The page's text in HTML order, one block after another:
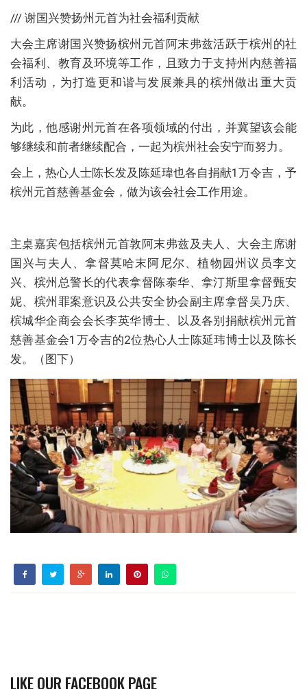
/// 谢国兴赞扬州元首为社会福利贡献
大会主席谢国兴赞扬槟州元首阿末弗兹活跃于槟州的社
会福利、教育及环境等工作，且致力于支持州内慈善福
利活动，为打造更和谐与发展兼具的槟州做出重大贡
献。
为此，他感谢州元首在各项领域的付出，并冀望该会能
够继续和前者继续配合，一起为槟州社会安宁而努力。
会上，热心人士陈长发及陈延瑋也各自捐献1万令吉，予
槟州元首慈善基金会，做为该会社会工作用途。
主桌嘉宾包括槟州元首敦阿末弗兹及夫人、大会主席谢
国兴与夫人、拿督莫哈末阿尼尔、植物园州议员李文
兴、槟州总警长的代表拿督陈泰华、拿汀斯里拿督甄安
妮、槟州罪案意识及公共安全协会副主席拿督吴乃庆、
槟城华企商会会长李英华博士、以及各别捐献槟州元首
慈善基金会1万令吉的2位热心人士陈延玮博士以及陈长
发。（图下）
LIKE OUR FACEBOOK PAGE